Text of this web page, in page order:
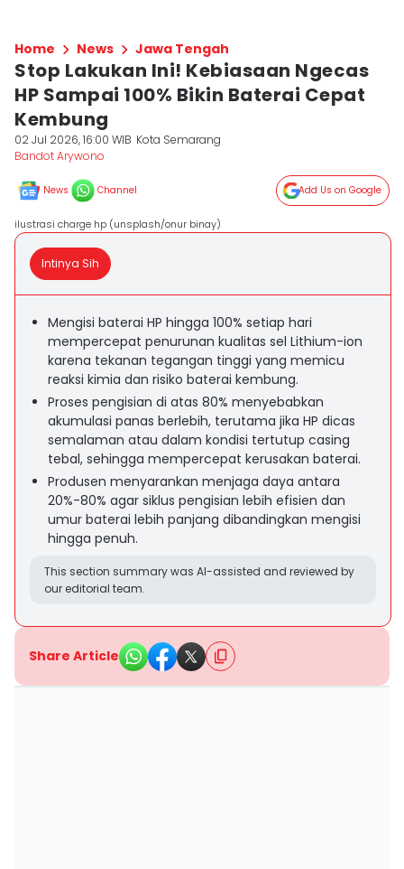
Home News Jawa Tengah
Stop Lakukan Ini! Kebiasaan Ngecas
HP Sampai 100% Bikin Baterai Cepat
Kembung
02 Jul 2026, 16:00 WIB Kota Semarang
Bandot Arywono
News Channel Add Us on Google
ilustrasi charge hp (unsplash/onur binay)
Intinya Sih
Mengisi baterai HP hingga 100% setiap hari
mempercepat penurunan kualitas sel Lithium-ion
karena tekanan tegangan tinggi yang memicu
reaksi kimia dan risiko baterai kembung.
Proses pengisian di atas 80% menyebabkan
akumulasi panas berlebih, terutama jika HP dicas
semalaman atau dalam kondisi tertutup casing
tebal, sehingga mempercepat kerusakan baterai.
Produsen menyarankan menjaga daya antara
20%-80% agar siklus pengisian lebih efisien dan
umur baterai lebih panjang dibandingkan mengisi
hingga penuh.
This section summary was AI-assisted and reviewed by
our editorial team.
Share Article